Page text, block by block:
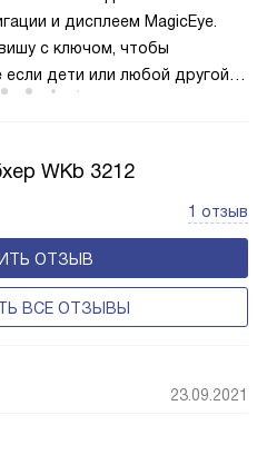
и дисплеем MagicEye.
с ключом, чтобы
дети или любой другой
с энергозатратными
WKb 3212
1 отзыв
ОТЗЫВ
ВСЕ ОТЗЫВЫ
23.09.2021